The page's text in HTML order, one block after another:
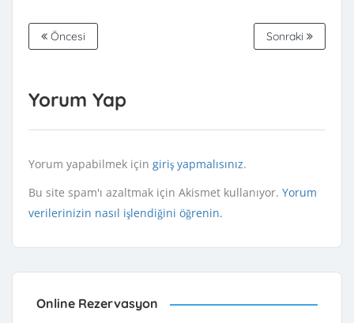
Öncesi Sonraki
Yorum Yap
Yorum yapabilmek için giriş yapmalısınız.
Bu site spam'ı azaltmak için Akismet kullanıyor. Yorum
verilerinizin nasıl işlendiğini öğrenin.
Online Rezervasyon